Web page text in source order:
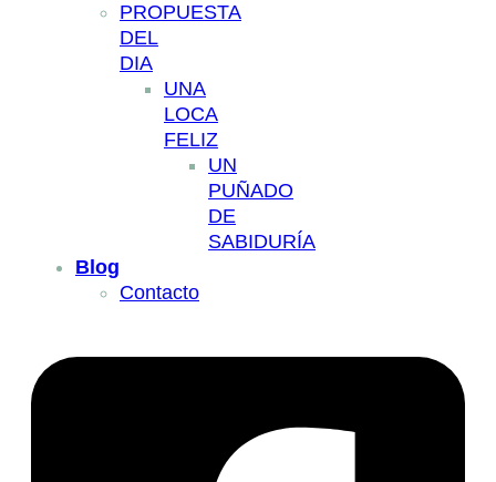
PROPUESTA
DEL
DIA
UNA
LOCA
FELIZ
UN
PUÑADO
DE
SABIDURÍA
Blog
Contacto